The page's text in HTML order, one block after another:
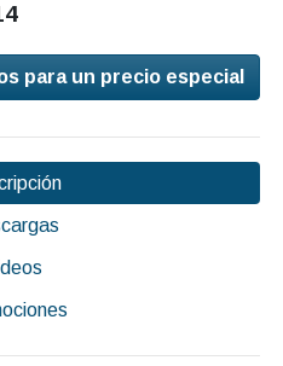
para un precio especial